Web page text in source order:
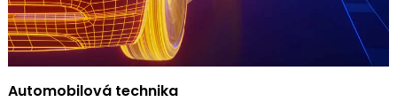
Automobilová technika